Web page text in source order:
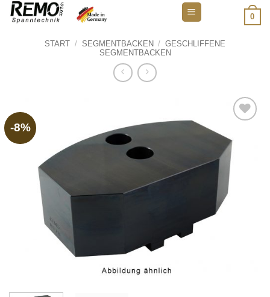
Zum
Inhalt
0
START / SEGMENTBACKEN / GESCHLIFFENE
SEGMENTBACKEN
-8%
wishlist